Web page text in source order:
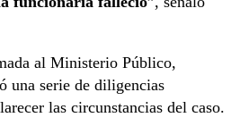
al Ministerio Público,
una serie de diligencias
las circunstancias del caso.